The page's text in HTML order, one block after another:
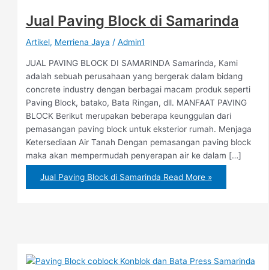
Jual Paving Block di Samarinda
Artikel, Merriena Jaya / Admin1
JUAL PAVING BLOCK DI SAMARINDA Samarinda, Kami
adalah sebuah perusahaan yang bergerak dalam bidang
concrete industry dengan berbagai macam produk seperti
Paving Block, batako, Bata Ringan, dll. MANFAAT PAVING
BLOCK Berikut merupakan beberapa keunggulan dari
pemasangan paving block untuk eksterior rumah. Menjaga
Ketersediaan Air Tanah Dengan pemasangan paving block
maka akan mempermudah penyerapan air ke dalam […]
Jual Paving Block di Samarinda Read More »